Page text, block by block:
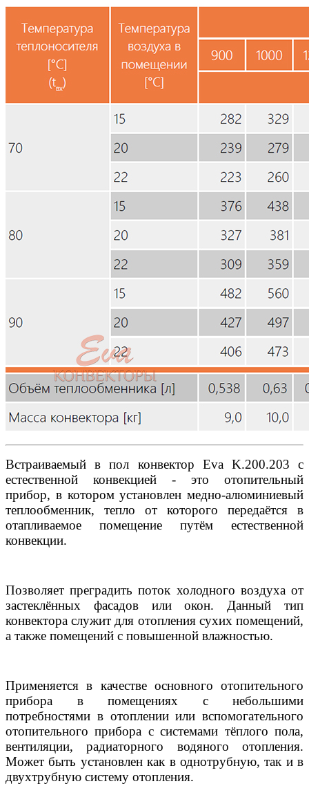
Встраиваемый в пол конвектор Eva K.200.203 с
естественной конвекцией - это отопительный
прибор, в котором установлен медно-алюминиевый
теплообменник, тепло от которого передаётся в
отапливаемое помещение путём естественной
конвекции.
Позволяет преградить поток холодного воздуха от
застеклённых фасадов или окон. Данный тип
конвектора служит для отопления сухих помещений,
а также помещений с повышенной влажностью.
Применяется в качестве основного отопительного
прибора в помещениях с небольшими
потребностями в отоплении или вспомогательного
отопительного прибора с системами тёплого пола,
вентиляции, радиаторного водяного отопления.
Может быть установлен как в однотрубную, так и в
двухтрубную систему отопления.